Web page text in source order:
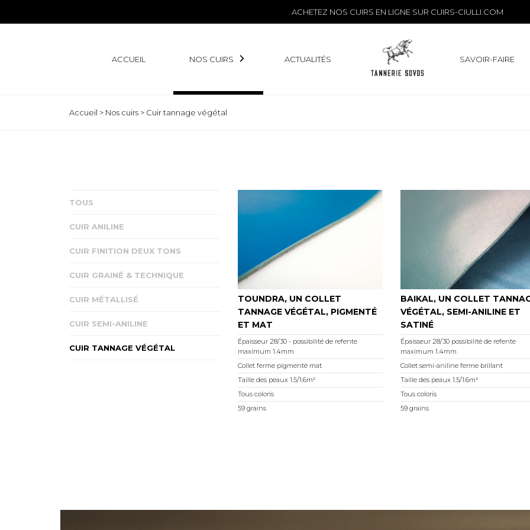
ACHETEZ NOS CUIRS EN LIGNE SUR CUIRS-CIULLI.COM
ACCUEIL NOS CUIRS ACTUALITÉS SAVOIR-FAIRE
Accueil > Nos cuirs > Cuir tannage végétal
TOUS
CUIR ANILINE
CUIR FINITION DEUX TONS
CUIR GRAINÉ & TECHNIQUE
CUIR MÉTALLISÉ
CUIR SEMI-ANILINE
CUIR TANNAGE VÉGÉTAL
TOUNDRA, UN COLLET
TANNAGE VÉGÉTAL, PIGMENTÉ
ET MAT
Épaisseur 28/30 - possibilité de refente
maximum 1.4mm
Collet ferme pigmenté mat
Taille des peaux 1.5/1.6m²
Tous coloris
59 grains
BAIKAL, UN COLLET
VÉGÉTAL, SEMI-ANILINE ET
SATINÉ
Épaisseur 28/30 possibilité de refente
maximum 1.4mm
Collet semi-aniline ferme brillant
Taille des peaux 1.5/1.6m²
Tous coloris
59 grains